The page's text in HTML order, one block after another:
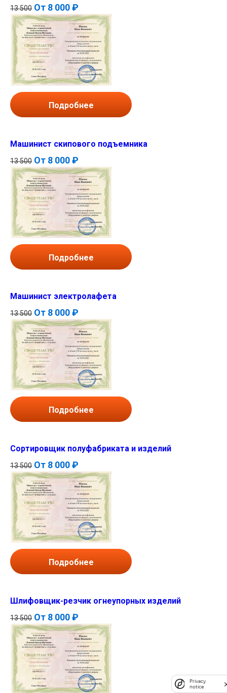
13 500 От 8 000 ₽
Подробнее
Машинист скипового подъемника
13 500 От 8 000 ₽
Подробнее
Машинист электролафета
13 500 От 8 000 ₽
Подробнее
Сортировщик полуфабриката и изделий
13 500 От 8 000 ₽
Подробнее
Шлифовщик-резчик огнеупорных изделий
13 500 От 8 000 ₽
Privacy
notice